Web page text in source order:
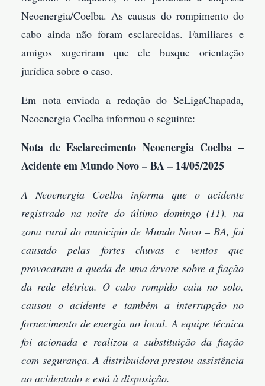
Neoenergia/Coelba. As causas do rompimento do
cabo ainda não foram esclarecidas. Familiares e
amigos sugeriram que ele busque orientação
jurídica sobre o caso.
Em nota enviada a redação do SeLigaChapada,
Neoenergia Coelba informou o seguinte:
Nota de Esclarecimento Neoenergia Coelba –
Acidente em Mundo Novo – BA – 14/05/2025
A Neoenergia Coelba informa que o acidente
registrado na noite do último domingo (11), na
zona rural do municipio de Mundo Novo – BA, foi
causado pelas fortes chuvas e ventos que
provocaram a queda de uma árvore sobre a fiação
da rede elétrica. O cabo rompido caiu no solo,
causou o acidente e também a interrupção no
fornecimento de energia no local. A equipe técnica
foi acionada e realizou a substituição da fiação
com segurança. A distribuidora prestou assistência
ao acidentado e está à disposição.